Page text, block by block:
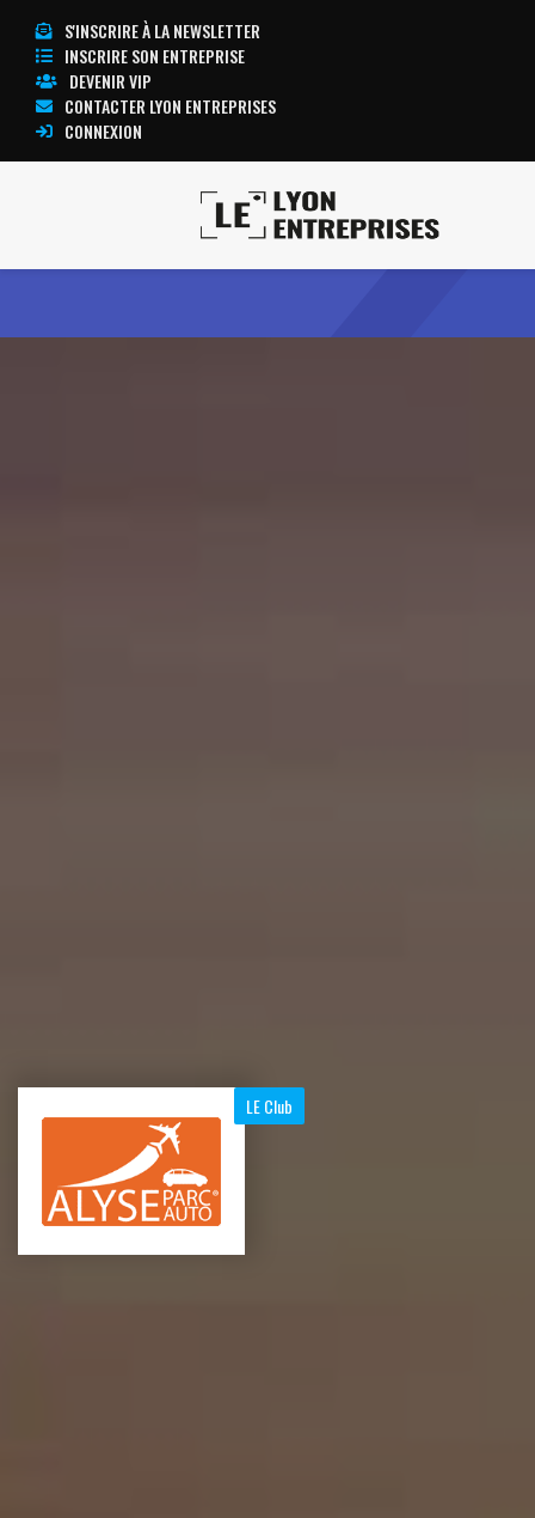
S'INSCRIRE À LA NEWSLETTER
INSCRIRE SON ENTREPRISE
DEVENIR VIP
CONTACTER LYON ENTREPRISES
CONNEXION
LE Club